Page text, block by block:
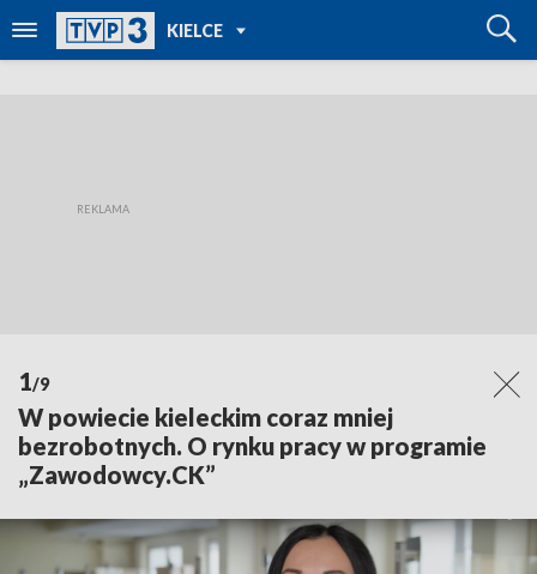
KIELCE
TVP REGIONY
1/9
W powiecie kieleckim coraz mniej
bezrobotnych. O rynku pracy w programie
„Zawodowcy.CK”